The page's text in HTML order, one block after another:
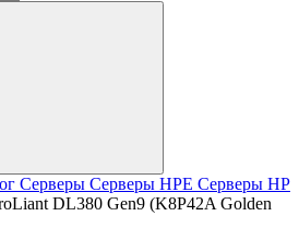
Серверы Серверы HPE Серверы HP
DL380 Gen9 (K8P42A Golden